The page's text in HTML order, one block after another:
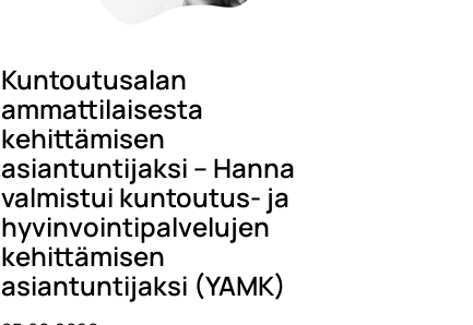
Kuntoutusalan
ammattilaisesta
kehittämisen
asiantuntijaksi – Hanna
valmistui kuntoutus- ja
hyvinvointipalvelujen
kehittämisen
asiantuntijaksi (YAMK)